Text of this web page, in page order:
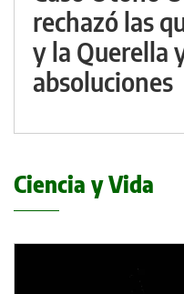
rechazó las
y la Querella
absoluciones
Ciencia y Vida